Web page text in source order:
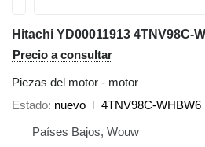
Precio a consultar
Piezas del motor - motor
Estado nuevo
4TNV98C-WHBW6
Países Bajos, Wouw